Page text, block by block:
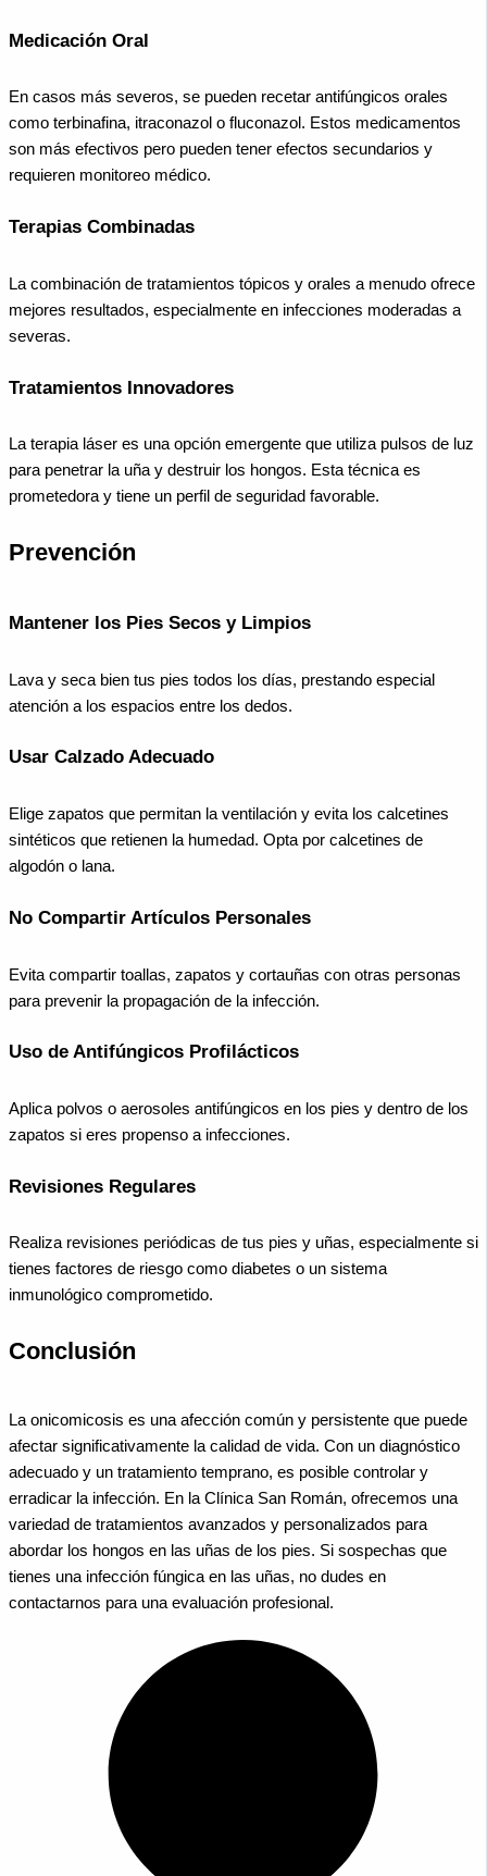
Medicación Oral
En casos más severos, se pueden recetar antifúngicos orales
como terbinafina, itraconazol o fluconazol. Estos medicamentos
son más efectivos pero pueden tener efectos secundarios y
requieren monitoreo médico.
Terapias Combinadas
La combinación de tratamientos tópicos y orales a menudo ofrece
mejores resultados, especialmente en infecciones moderadas a
severas.
Tratamientos Innovadores
La terapia láser es una opción emergente que utiliza pulsos de luz
para penetrar la uña y destruir los hongos. Esta técnica es
prometedora y tiene un perfil de seguridad favorable.
Prevención
Mantener los Pies Secos y Limpios
Lava y seca bien tus pies todos los días, prestando especial
atención a los espacios entre los dedos.
Usar Calzado Adecuado
Elige zapatos que permitan la ventilación y evita los calcetines
sintéticos que retienen la humedad. Opta por calcetines de
algodón o lana.
No Compartir Artículos Personales
Evita compartir toallas, zapatos y cortauñas con otras personas
para prevenir la propagación de la infección.
Uso de Antifúngicos Profilácticos
Aplica polvos o aerosoles antifúngicos en los pies y dentro de los
zapatos si eres propenso a infecciones.
Revisiones Regulares
Realiza revisiones periódicas de tus pies y uñas, especialmente si
tienes factores de riesgo como diabetes o un sistema
inmunológico comprometido.
Conclusión
La onicomicosis es una afección común y persistente que puede
afectar significativamente la calidad de vida. Con un diagnóstico
adecuado y un tratamiento temprano, es posible controlar y
erradicar la infección. En la Clínica San Román, ofrecemos una
variedad de tratamientos avanzados y personalizados para
abordar los hongos en las uñas de los pies. Si sospechas que
tienes una infección fúngica en las uñas, no dudes en
contactarnos para una evaluación profesional.